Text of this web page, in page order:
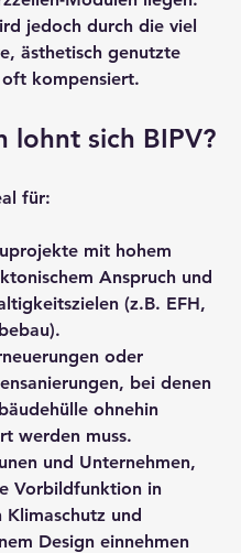
jedoch durch die viel
ästhetisch genutzte
oft kompensiert.
lohnt sich BIPV?
für:
mit hohem
Anspruch und
(z.B. EFH,
oder
, bei denen
ohnehin
werden muss.
und Unternehmen,
Vorbildfunktion in
Klimaschutz und
Design einnehmen